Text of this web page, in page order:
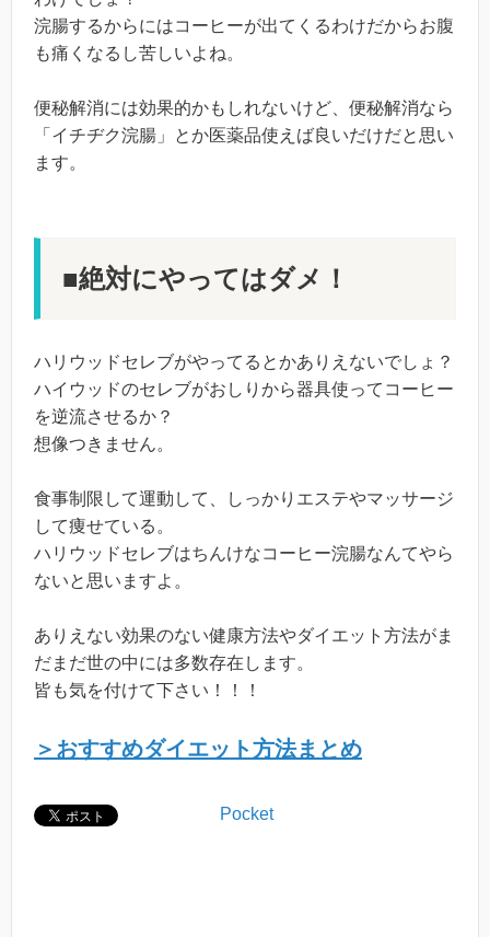
浣腸するからにはコーヒーが出てくるわけだからお腹
も痛くなるし苦しいよね。
便秘解消には効果的かもしれないけど、便秘解消なら
「イチヂク浣腸」とか医薬品使えば良いだけだと思い
ます。
■絶対にやってはダメ！
ハリウッドセレブがやってるとかありえないでしょ？
ハイウッドのセレブがおしりから器具使ってコーヒー
を逆流させるか？
想像つきません。
食事制限して運動して、しっかりエステやマッサージ
して痩せている。
ハリウッドセレブはちんけなコーヒー浣腸なんてやら
ないと思いますよ。
ありえない効果のない健康方法やダイエット方法がま
だまだ世の中には多数存在します。
皆も気を付けて下さい！！！
＞おすすめダイエット方法まとめ
Pocket